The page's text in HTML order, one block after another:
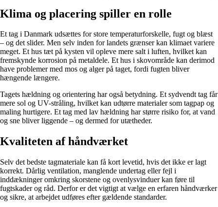
Klima og placering spiller en rolle
Et tag i Danmark udsættes for store temperaturforskelle, fugt og blæst
– og det slider. Men selv inden for landets grænser kan klimaet variere
meget. Et hus tæt på kysten vil opleve mere salt i luften, hvilket kan
fremskynde korrosion på metaldele. Et hus i skovområde kan derimod
have problemer med mos og alger på taget, fordi fugten bliver
hængende længere.
Tagets hældning og orientering har også betydning. Et sydvendt tag får
mere sol og UV-stråling, hvilket kan udtørre materialer som tagpap og
maling hurtigere. Et tag med lav hældning har større risiko for, at vand
og sne bliver liggende – og dermed for utætheder.
Kvaliteten af håndværket
Selv det bedste tagmateriale kan få kort levetid, hvis det ikke er lagt
korrekt. Dårlig ventilation, manglende undertag eller fejl i
inddækninger omkring skorstene og ovenlysvinduer kan føre til
fugtskader og råd. Derfor er det vigtigt at vælge en erfaren håndværker
og sikre, at arbejdet udføres efter gældende standarder.